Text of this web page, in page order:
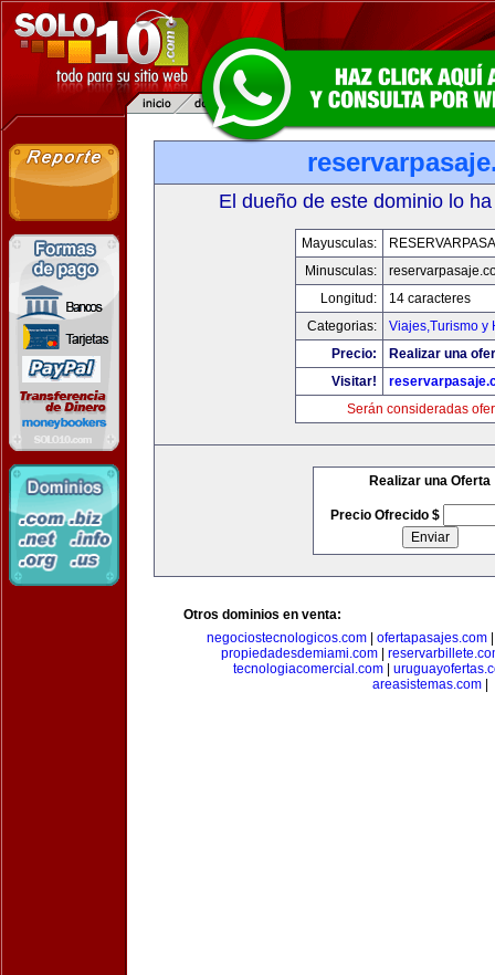
El dueño de este dominio lo
Mayusculas:
Minusculas:
Longitud:
14 caracteres
Categorias:
Viajes,Turismo y
Precio:
Realizar una
Visitar!
Serán consideradas
Realizar una Oferta
Precio Ofrecido $
Otros dominios en venta:
negociostecnologicos.com
ofertapasajes.com
propiedadesdemiami.com
tecnologiacomercial.com
areasistemas.com|